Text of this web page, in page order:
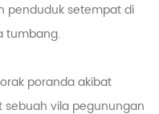
penduduk setempat di
tumbang.
poranda akibat
sebuah vila pegunungan